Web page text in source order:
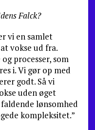
Falck?
vi en samlet
vokse ud fra.
processer, som
i. Vi gør op med
godt. Så vi
uden øget
lønsomhed
kompleksitet.”